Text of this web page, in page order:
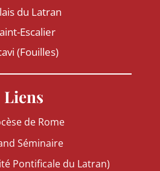
du Latran
Escalier
(Fouilles)
Liens
de Rome
Séminaire
Pontificale du Latran)